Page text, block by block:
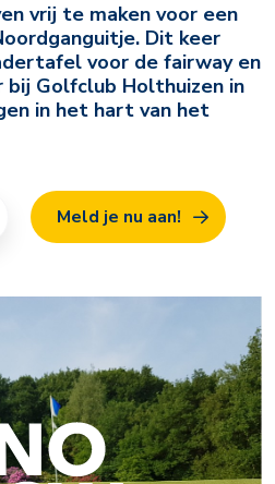
vrij te maken voor een
Dit keer
voor de fairway en
Golfclub Holthuizen in
in het hart van het
Meld je nu aan!